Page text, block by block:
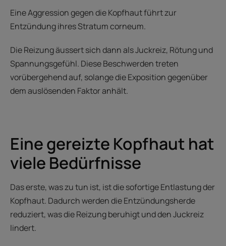
Eine Aggression gegen die Kopfhaut führt zur
Entzündung ihres Stratum corneum.
Die Reizung äussert sich dann als Juckreiz, Rötung und
Spannungsgefühl. Diese Beschwerden treten
vorübergehend auf, solange die Exposition gegenüber
dem auslösenden Faktor anhält.
Eine gereizte Kopfhaut hat
viele Bedürfnisse
Das erste, was zu tun ist, ist die sofortige Entlastung der
Kopfhaut. Dadurch werden die Entzündungsherde
reduziert, was die Reizung beruhigt und den Juckreiz
lindert.